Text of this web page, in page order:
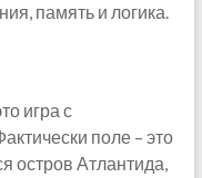
память и логика.
игра с
поле – это
остров Атлантида,